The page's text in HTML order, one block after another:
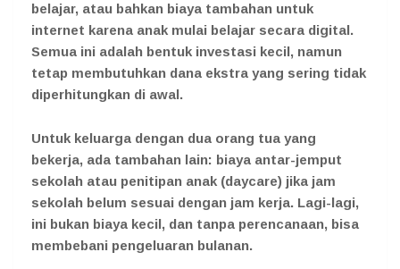
belajar, atau bahkan biaya tambahan untuk
internet karena anak mulai belajar secara digital.
Semua ini adalah bentuk investasi kecil, namun
tetap membutuhkan dana ekstra yang sering tidak
diperhitungkan di awal.
Untuk keluarga dengan dua orang tua yang
bekerja, ada tambahan lain: biaya antar-jemput
sekolah atau penitipan anak (daycare) jika jam
sekolah belum sesuai dengan jam kerja. Lagi-lagi,
ini bukan biaya kecil, dan tanpa perencanaan, bisa
membebani pengeluaran bulanan.